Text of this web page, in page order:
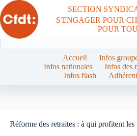
Passer
au
contenu
SECTION
S'ENGAGER POUR
POUR
Accueil
Infos
Infos nationales
Infos des
Infos flash
Adhérent
Réforme des retraites : à qui profitent les